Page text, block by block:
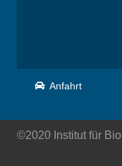
Anfahrt
©2020 Institut für